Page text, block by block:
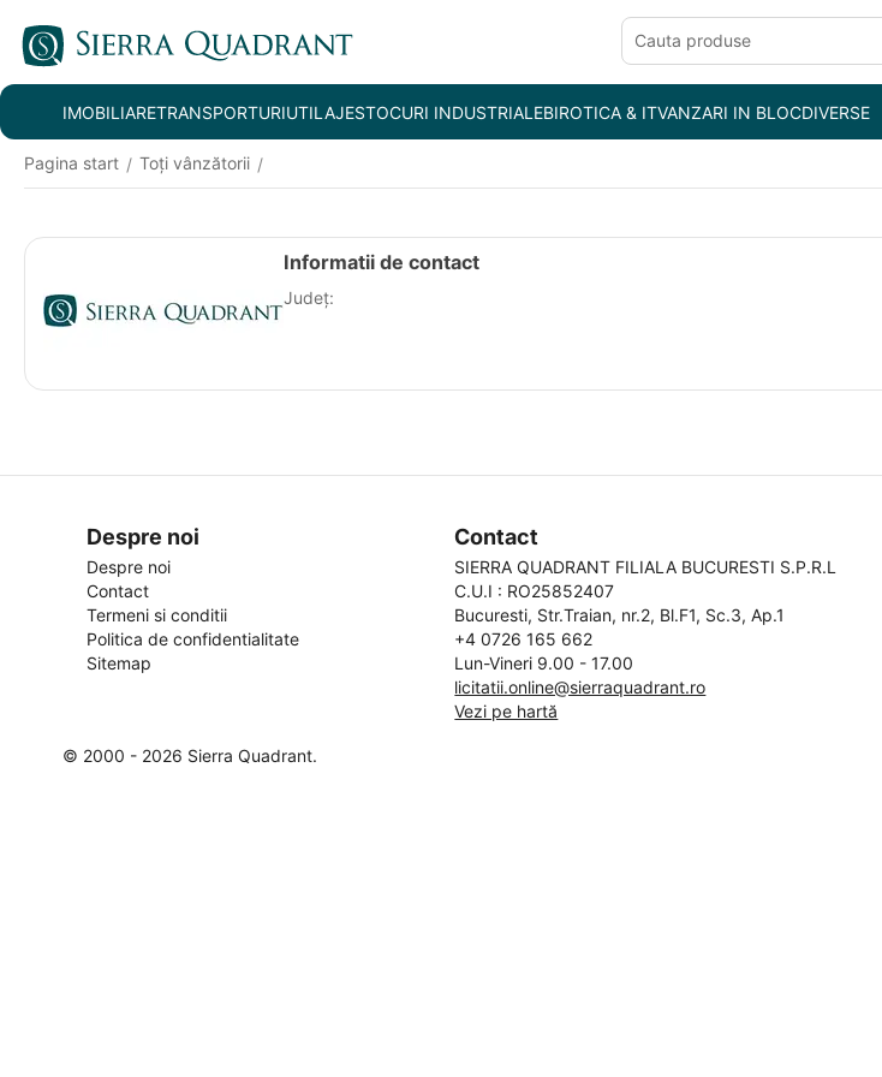
IMOBILIARETRANSPORTURIUTILAJESTOCURI INDUSTRIALEBIROTICA & ITVANZARI IN BLOCDIVERSE
Pagina start / Toți vânzătorii /
Informatii de contact
Județ:
Despre noi
Despre noi
Contact
Termeni si conditii
Politica de confidentialitate
Sitemap
Contact
SIERRA QUADRANT FILIALA BUCURESTI S.P.R.L
C.U.I : RO25852407
Bucuresti, Str.Traian, nr.2, Bl.F1, Sc.3, Ap.1
+4 0726 165 662
Lun-Vineri 9.00 - 17.00
licitatii.online@sierraquadrant.ro
Vezi pe hartă
© 2000 - 2026 Sierra Quadrant.